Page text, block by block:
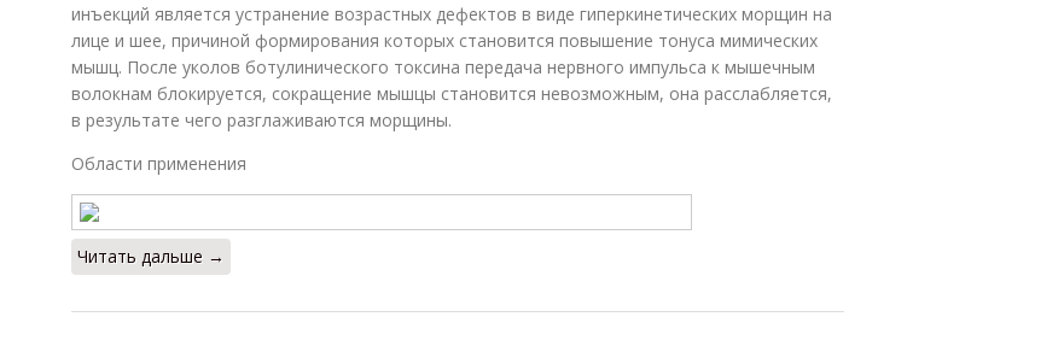
инъекций является устранение возрастных дефектов в виде гиперкинетических морщин на
лице и шее, причиной формирования которых становится повышение тонуса мимических
мышц. После уколов ботулинического токсина передача нервного импульса к мышечным
волокнам блокируется, сокращение мышцы становится невозможным, она расслабляется,
в результате чего разглаживаются морщины.
Области применения
Читать дальше →